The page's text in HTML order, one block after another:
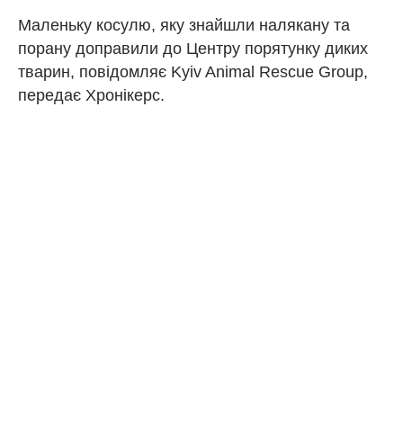
Маленьку косулю, яку знайшли налякану та
порану доправили до Центру порятунку диких
тварин, повідомляє Kyiv Animal Rescue Group,
передає Хронікерс.